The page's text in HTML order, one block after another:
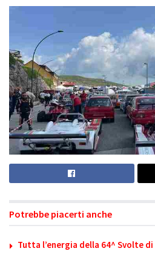
Potrebbe piacerti anche
Tutta l’energia della 64^ Svolte